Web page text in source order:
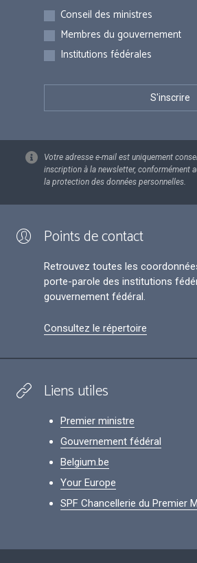
Inscriptions
Conseil des ministres
Membres du gouvernement
Institutions fédérales
Votre adresse e-mail est uniquement
inscription à la newsletter, conformément
la protection des données personnelles.
Points de contact
Retrouvez toutes les
porte-parole des institutions
gouvernement fédéral.
Consultez le répertoire
Liens utiles
Premier ministre
Gouvernement fédéral
Belgium.be
Your Europe
SPF Chancellerie du Premier